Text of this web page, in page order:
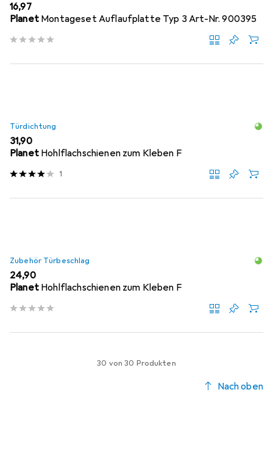
EUR
16,97
Planet Montageset Auflaufplatte Typ 3 Art-Nr. 900395
Türdichtung
EUR
31,90
Planet Hohlflachschienen zum Kleben F
1
Zubehör Türbeschlag
EUR
24,90
Planet Hohlflachschienen zum Kleben F
30 von 30 Produkten
Nach oben